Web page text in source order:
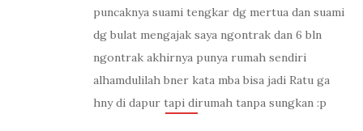
puncaknya suami tengkar dg mertua dan suami
dg bulat mengajak saya ngontrak dan 6 bln
ngontrak akhirnya punya rumah sendiri
alhamdulilah bner kata mba bisa jadi Ratu ga
hny di dapur tapi dirumah tanpa sungkan :p